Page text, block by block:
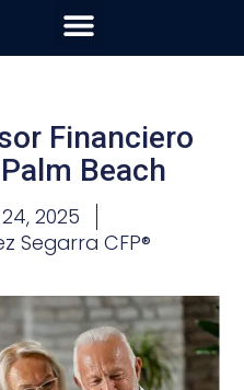
Financiero
Beach
2025
Segarra CFP®